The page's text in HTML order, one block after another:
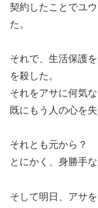
契約したことでユ
た。
それで、生活保護
を殺した。
それをアサに何気
既にもう人の心を
それとも元から？
とにかく、身勝手
そして明日、アサ